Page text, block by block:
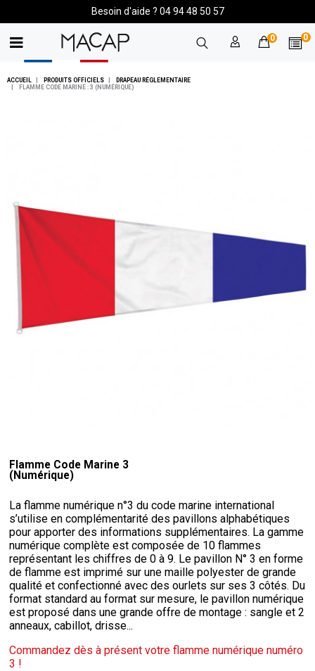
Besoin d'aide ? 04 94 48 50 57
0 0
ACCUEIL PRODUITS OFFICIELS
DRAPEAU RÉGLEMENTAIRE
FLAMME CODE MARINE : 3 (NUMÉRIQUE)
Flamme Code Marine 3
(Numérique)
La flamme numérique n°3 du code marine international
s’utilise en complémentarité des pavillons alphabétiques
pour apporter des informations supplémentaires. La gamme
numérique complète est composée de 10 flammes
représentant les chiffres de 0 à 9. Le pavillon N° 3 en forme
de flamme est imprimé sur une maille polyester de grande
qualité et confectionné avec des ourlets sur ses 3 côtés. Du
format standard au format sur mesure, le pavillon numérique
est proposé dans une grande offre de montage : sangle et 2
anneaux, cabillot, drisse...
Commandez dès à présent votre flamme numérique numéro
3 !